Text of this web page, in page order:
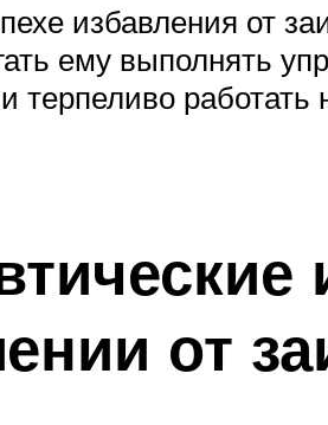
избавления от
ему выполнять
терпеливо
от